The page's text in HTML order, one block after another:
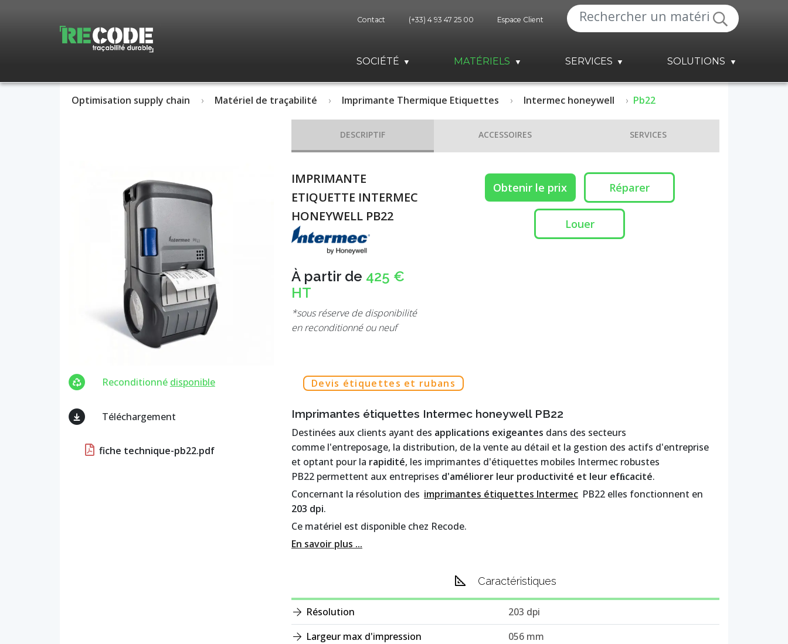
Contact (+33) 4 93 47 25 00 Espace Client
SOCIÉTÉ MATÉRIELS SERVICES SOLUTIONS
Optimisation supply chain Matériel de traçabilité Imprimante Thermique Etiquettes Intermec honeywell Pb22
Reconditionné disponible
Téléchargement
fiche technique-pb22.pdf
DESCRIPTIF ACCESSOIRES SERVICES
IMPRIMANTE
ETIQUETTE INTERMEC
HONEYWELL PB22
À partir de 425 €
HT
*sous réserve de disponibilité
en reconditionné ou neuf
Obtenir le prix Réparer
Louer
Devis étiquettes et rubans
Imprimantes étiquettes Intermec honeywell PB22
Destinées aux clients ayant des applications exigeantes dans des secteurs
comme l'entreposage, la distribution, de la vente au détail et la gestion des actifs d'entreprise
et optant pour la rapidité, les imprimantes d'étiquettes mobiles Intermec robustes
PB22 permettent aux entreprises d'améliorer leur productivité et leur efﬁcacité.
Concernant la résolution des imprimantes étiquettes Intermec PB22 elles fonctionnent en
203 dpi.
Ce matériel est disponible chez Recode.
En savoir plus ...
Caractéristiques
Résolution
203 dpi
Largeur max d'impression
056 mm